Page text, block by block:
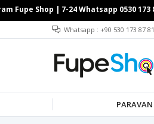
Whatsapp : +90 530 173 87 81
PARAVAN